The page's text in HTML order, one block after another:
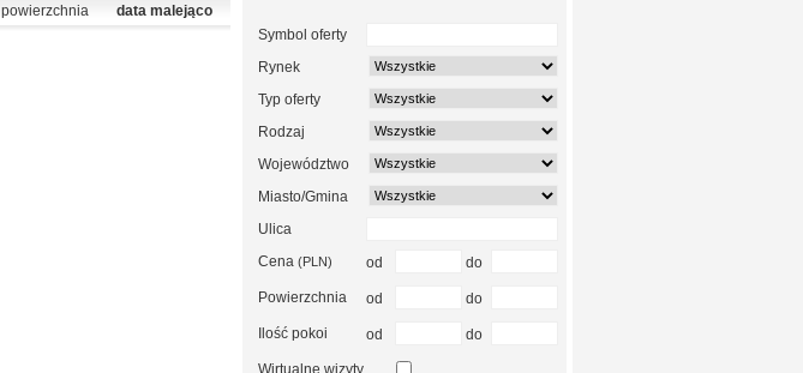
Symbol oferty
Rynek
Typ oferty
Rodzaj
Województwo
Miasto/Gmina
Ulica
Cena (PLN) od do
Powierzchnia od do
Ilość pokoi od do
Wirtualne wizyty
powierzchnia data malejąco